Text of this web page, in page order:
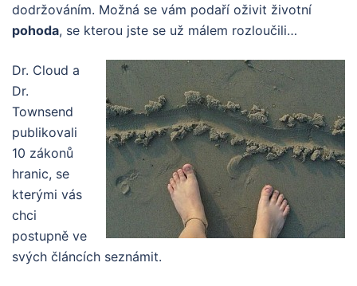
dodržováním. Možná se vám podaří oživit životní
pohoda, se kterou jste se už málem rozloučili…
Dr. Cloud a
Dr.
Townsend
publikovali
10 zákonů
hranic, se
kterými vás
chci
postupně ve
svých článcích seznámit.